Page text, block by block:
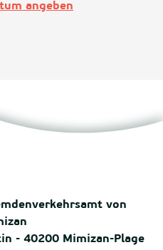
angeben
von
- 40200 Mimizan-Plage